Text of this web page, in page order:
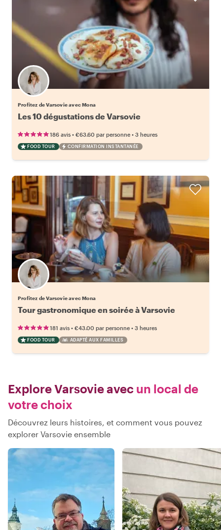
Profitez de Varsovie avec Mona
Les 10 dégustations de Varsovie
186 avis • €63.60 par personne • 3 heures
FOOD TOUR CONFIRMATION INSTANTANÉE
Profitez de Varsovie avec Mona
Tour gastronomique en soirée à Varsovie
181 avis • €43.00 par personne • 3 heures
FOOD TOUR ADAPTÉ AUX FAMILLES
Explore Varsovie avec un local de
votre choix
Découvrez leurs histoires, et comment vous pouvez
explorer Varsovie ensemble